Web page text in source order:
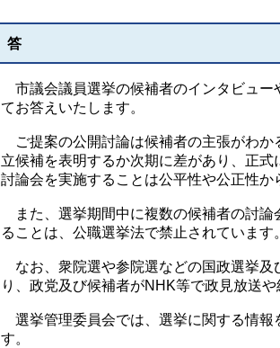
答
市議会議員選挙の候補者のインタビュー
てお答えいたします。
ご提案の公開討論は候補者の主張がわか
立候補を表明するか次期に差があり、正
討論会を実施することは公平性や公正性か
また、選挙期間中に複数の候補者の討論
ることは、公職選挙法で禁止されています。
なお、衆院選や参院選などの国政選挙及
り、政党及び候補者がNHK等で政見放送や
選挙管理委員会では、選挙に関する情報
す。